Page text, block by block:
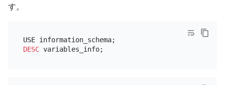
す。
DESC